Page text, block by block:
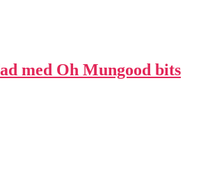
med Oh Mungood bits